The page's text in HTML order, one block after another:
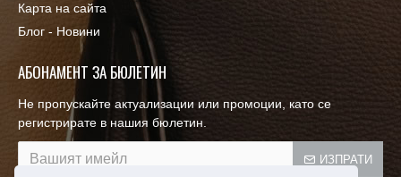
Карта на сайта
Блог - Новини
АБОНАМЕНТ ЗА БЮЛЕТИН
Не пропускайте актуализации или промоции, като се
регистрирате в нашия бюлетин.
ИЗПРАТИ